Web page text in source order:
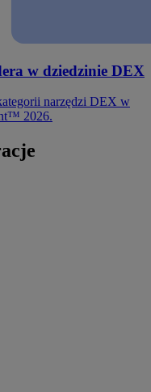
w dziedzinie DEX
narzędzi DEX w
2026.